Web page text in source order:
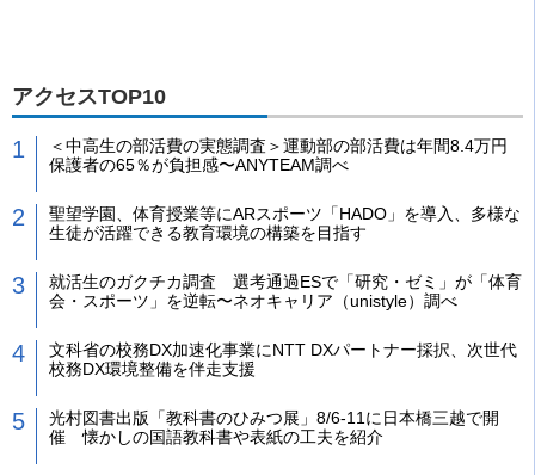
アクセスTOP10
＜中高生の部活費の実態調査＞運動部の部活費は年間8.4万円
保護者の65％が負担感〜ANYTEAM調べ
聖望学園、体育授業等にARスポーツ「HADO」を導入、多様な
生徒が活躍できる教育環境の構築を目指す
就活生のガクチカ調査 選考通過ESで「研究・ゼミ」が「体育
会・スポーツ」を逆転〜ネオキャリア（unistyle）調べ
文科省の校務DX加速化事業にNTT DXパートナー採択、次世代
校務DX環境整備を伴走支援
光村図書出版「教科書のひみつ展」8/6-11に日本橋三越で開
催 懐かしの国語教科書や表紙の工夫を紹介